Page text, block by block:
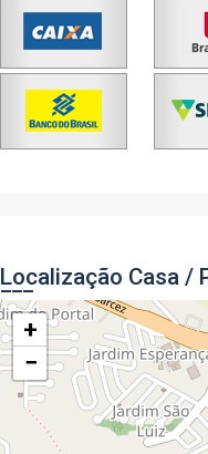
Localização Casa /
+
−